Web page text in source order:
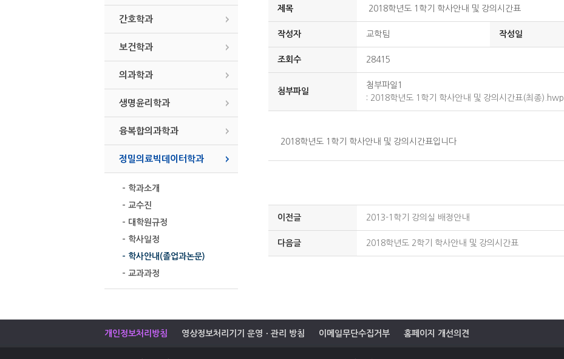
간호학과
보건학과
의과학과
생명윤리학과
융복합의과학과
정밀의료빅데이터학과
- 학과소개
- 교수진
- 대학원규정
- 학사일정
- 학사안내(졸업과논문)
- 교과과정
제목 2018학년도 1학기 학사안내 및 강의시간표
작성자 교학팀 작성일
조회수 28415
첨부파일
첨부파일1
: 2018학년도 1학기 학사안내 및 강의시간표(최종).hwp
2018학년도 1학기 학사안내 및 강의시간표입니다
이전글 2013-1학기 강의실 배정안내
다음글 2018학년도 2학기 학사안내 및 강의시간표
개인정보처리방침 영상정보처리기기 운영ㆍ관리 방침 이메일무단수집거부 홈페이지 개선의견